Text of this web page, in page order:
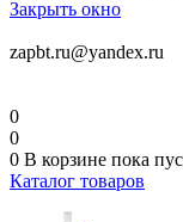
Закрыть окно
zapbt.ru@yandex.ru
0
0
0 В корзине пока
Каталог товаров